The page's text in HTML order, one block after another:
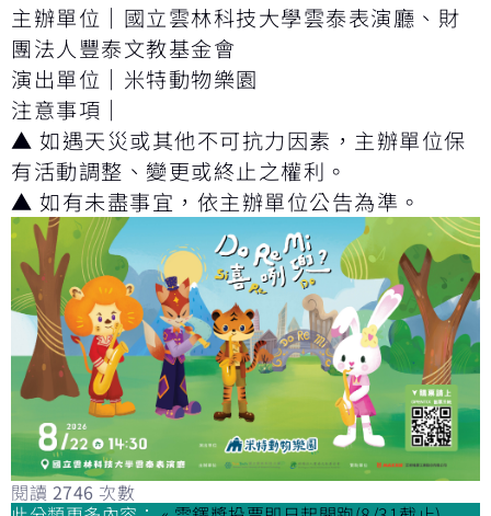
主辦單位│國立雲林科技大學雲泰表演廳、財
團法人豐泰文教基金會
演出單位│米特動物樂園
注意事項│
▲ 如遇天災或其他不可抗力因素，主辦單位保
有活動調整、變更或終止之權利。
▲ 如有未盡事宜，依主辦單位公告為準。
閱讀 2746 次數